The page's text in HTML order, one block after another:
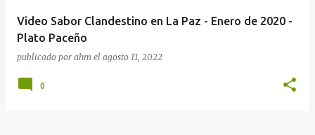
Video Sabor Clandestino en La Paz - Enero de 2020 -
Plato Paceño
publicado por ahm el agosto 11, 2022
0